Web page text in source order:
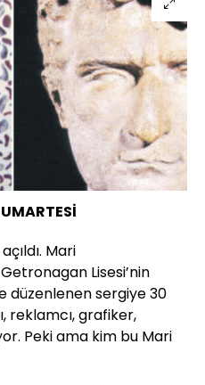
Mari
Lisesi’nin
düzenlenen sergiye 30
reklamcı, grafiker,
Peki ama kim bu Mari